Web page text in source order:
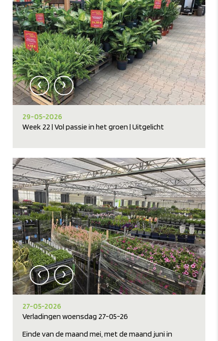
‹ ›
29-05-2026
Week 22 | Vol passie in het groen | Uitgelicht
‹ ›
27-05-2026
Verladingen woensdag 27-05-26
Einde van de maand mei, met de maand juni in